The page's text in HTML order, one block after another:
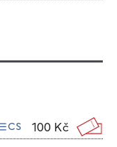
CS 100 Kč